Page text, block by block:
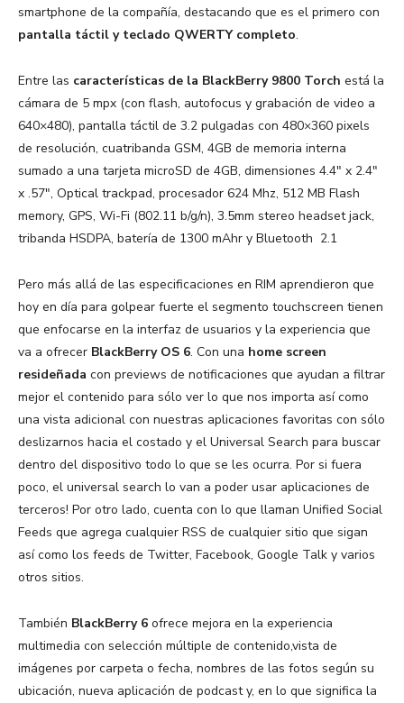
smartphone de la compañía, destacando que es el primero con
pantalla táctil y teclado QWERTY completo.
Entre las características de la BlackBerry 9800 Torch está la
cámara de 5 mpx (con flash, autofocus y grabación de video a
640×480), pantalla táctil de 3.2 pulgadas con 480×360 pixels
de resolución, cuatribanda GSM, 4GB de memoria interna
sumado a una tarjeta microSD de 4GB, dimensiones 4.4″ x 2.4″
x .57″, Optical trackpad, procesador 624 Mhz, 512 MB Flash
memory, GPS, Wi-Fi (802.11 b/g/n), 3.5mm stereo headset jack,
tribanda HSDPA, batería de 1300 mAhr y Bluetooth 2.1
Pero más allá de las especificaciones en RIM aprendieron que
hoy en día para golpear fuerte el segmento touchscreen tienen
que enfocarse en la interfaz de usuarios y la experiencia que
va a ofrecer BlackBerry OS 6. Con una home screen
resideñada con previews de notificaciones que ayudan a filtrar
mejor el contenido para sólo ver lo que nos importa así como
una vista adicional con nuestras aplicaciones favoritas con sólo
deslizarnos hacia el costado y el Universal Search para buscar
dentro del dispositivo todo lo que se les ocurra. Por si fuera
poco, el universal search lo van a poder usar aplicaciones de
terceros! Por otro lado, cuenta con lo que llaman Unified Social
Feeds que agrega cualquier RSS de cualquier sitio que sigan
así como los feeds de Twitter, Facebook, Google Talk y varios
otros sitios.
También BlackBerry 6 ofrece mejora en la experiencia
multimedia con selección múltiple de contenido,vista de
imágenes por carpeta o fecha, nombres de las fotos según su
ubicación, nueva aplicación de podcast y, en lo que significa la